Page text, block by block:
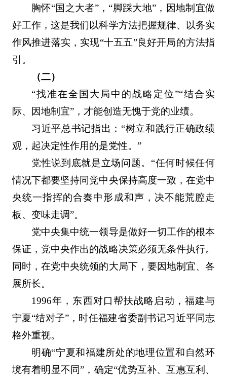
胸怀“国之大者”，“脚踩大地”，因地制宜做
好工作，这是我们以科学方法把握规律、以务实
作风推进落实，实现“十五五”良好开局的方法指
引。
（二）
“找准在全国大局中的战略定位”“结合实
际、因地制宜”，才能创造无愧于党的业绩。
习近平总书记指出：“树立和践行正确政绩
观，起决定性作用的是党性。”
党性说到底就是立场问题。“任何时候任何
情况下都要坚持同党中央保持高度一致，在党中
央统一指挥的合奏中形成和声，决不能荒腔走
板、变味走调”。
党中央集中统一领导是做好一切工作的根本
保证，党中央作出的战略决策必须无条件执行。
同时，在党中央统领的大局下，要因地制宜、各
展所长。
1996年，东西对口帮扶战略启动，福建与
宁夏“结对子”，时任福建省委副书记习近平同志
格外重视。
明确“宁夏和福建所处的地理位置和自然环
境有着明显不同”，确定“优势互补、互惠互利、